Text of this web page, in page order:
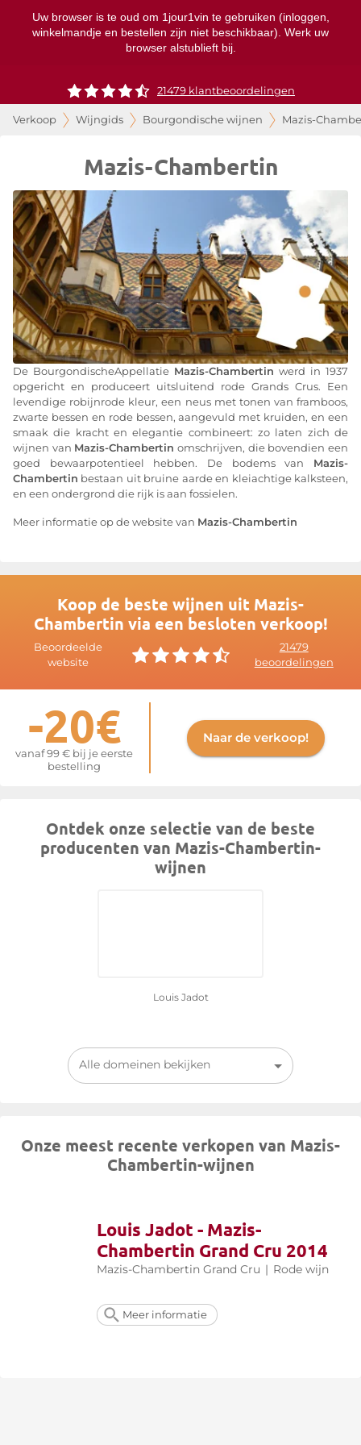
Uw browser is te oud om 1jour1vin te gebruiken (inloggen,
winkelmandje en bestellen zijn niet beschikbaar). Werk uw
browser alstublieft bij.
21479 klantbeoordelingen
Verkoop Wijngids Bourgondische wijnen Mazis-
Mazis-Chambertin
De BourgondischeAppellatie Mazis-Chambertin werd in 1937
opgericht en produceert uitsluitend rode Grands Crus. Een
levendige robijnrode kleur, een neus met tonen van framboos,
zwarte bessen en rode bessen, aangevuld met kruiden, en een
smaak die kracht en elegantie combineert: zo laten zich de
wijnen van Mazis-Chambertin omschrijven, die bovendien een
goed bewaarpotentieel hebben. De bodems van Mazis-
Chambertin bestaan uit bruine aarde en kleiachtige kalksteen,
en een ondergrond die rijk is aan fossielen.
Meer informatie op de website van Mazis-Chambertin
Koop de beste wijnen uit Mazis-
Chambertin via een besloten verkoop!
Beoordeelde
website
21479
beoordelingen
-20€
vanaf 99 € bij je eerste
bestelling
Naar de verkoop!
Ontdek onze selectie van de beste
producenten van Mazis-Chambertin-
wijnen
Louis Jadot
Alle domeinen bekijken
Onze meest recente verkopen van Mazis-
Chambertin-wijnen
Louis Jadot - Mazis-
Chambertin Grand Cru 2014
Mazis-Chambertin Grand Cru | Rode wijn
Meer informatie